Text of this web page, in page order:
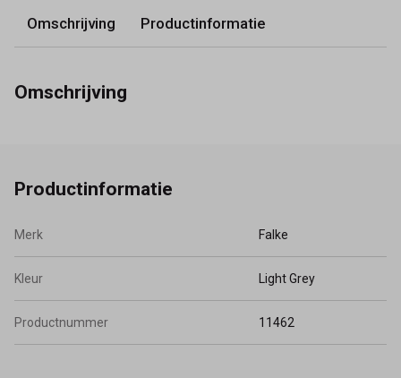
Omschrijving Productinformatie
Omschrijving
Productinformatie
Merk Falke
Kleur Light Grey
Productnummer 11462